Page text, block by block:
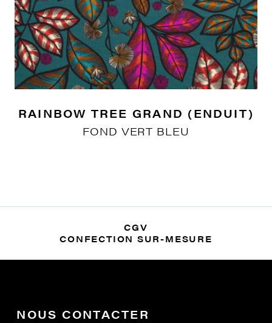
RAINBOW TREE GRAND (ENDUIT)
FOND VERT BLEU
CGV
CONFECTION SUR-MESURE
NOUS CONTACTER